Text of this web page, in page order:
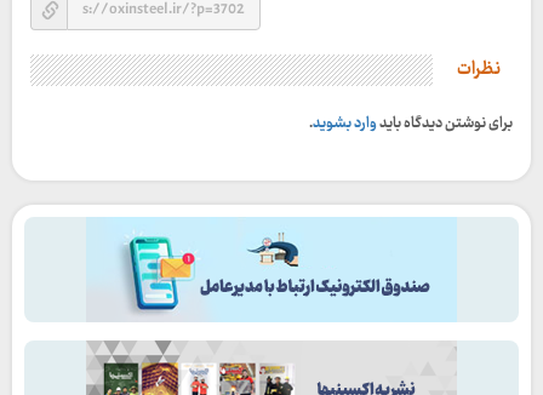
نظرات
برای نوشتن دیدگاه بایدوارد بشوید.